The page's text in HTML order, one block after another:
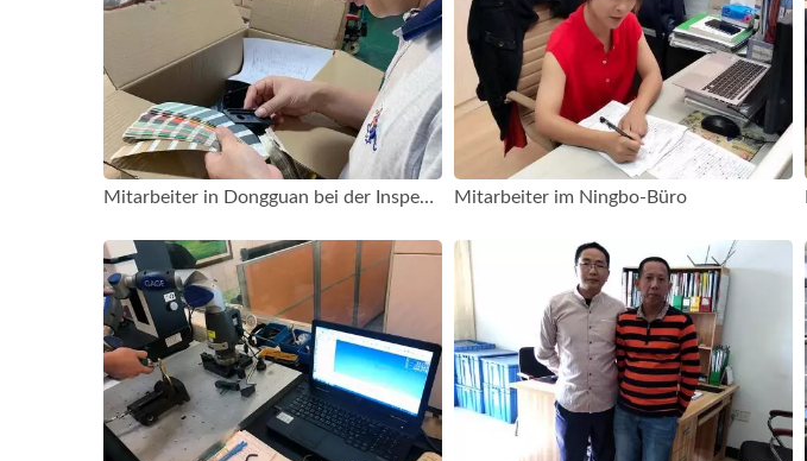
Mitarbeiter in Dongguan bei der Inspektion Mitarbeiter im Ningbo-Büro